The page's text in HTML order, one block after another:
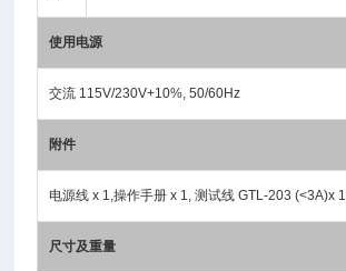
使用电源
交流 115V/230V+10%, 50/60Hz
附件
电源线 x 1,操作手册 x 1, 测试线 GTL-203 (<3A)x 1
尺寸及重量